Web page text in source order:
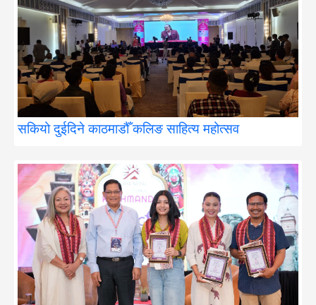
सकियो दुईदिने काठमाडौँ कलिङ साहित्य महोत्सव